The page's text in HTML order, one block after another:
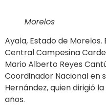
Morelos
Ayala, Estado de Morelos.
Central Campesina
Mario Alberto Reyes
Coordinador Nacional en
Hernández, quien dirigió
años.